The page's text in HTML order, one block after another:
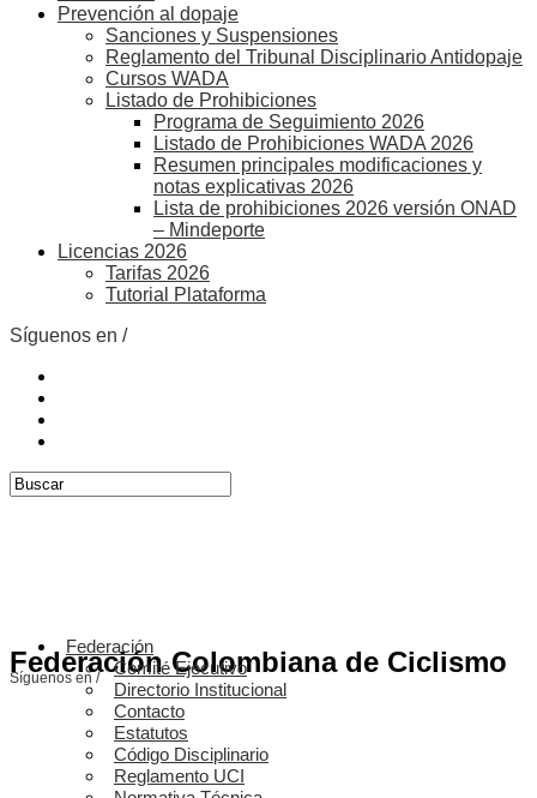
Prevención al dopaje
Sanciones y Suspensiones
Reglamento del Tribunal Disciplinario Antidopaje
Cursos WADA
Listado de Prohibiciones
Programa de Seguimiento 2026
Listado de Prohibiciones WADA 2026
Resumen principales modificaciones y
notas explicativas 2026
Lista de prohibiciones 2026 versión ONAD
– Mindeporte
Licencias 2026
Tarifas 2026
Tutorial Plataforma
Síguenos en /
Federación Colombiana de Ciclismo
Síguenos en /
Federación
Comité Ejecutivo
Directorio Institucional
Contacto
Estatutos
Código Disciplinario
Reglamento UCI